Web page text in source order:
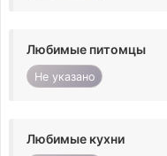
Любимые питомцы
Не указано
Любимые кухни